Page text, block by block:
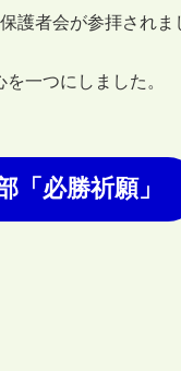
護者会が参拝されま
一つにしました。
「必勝祈願」